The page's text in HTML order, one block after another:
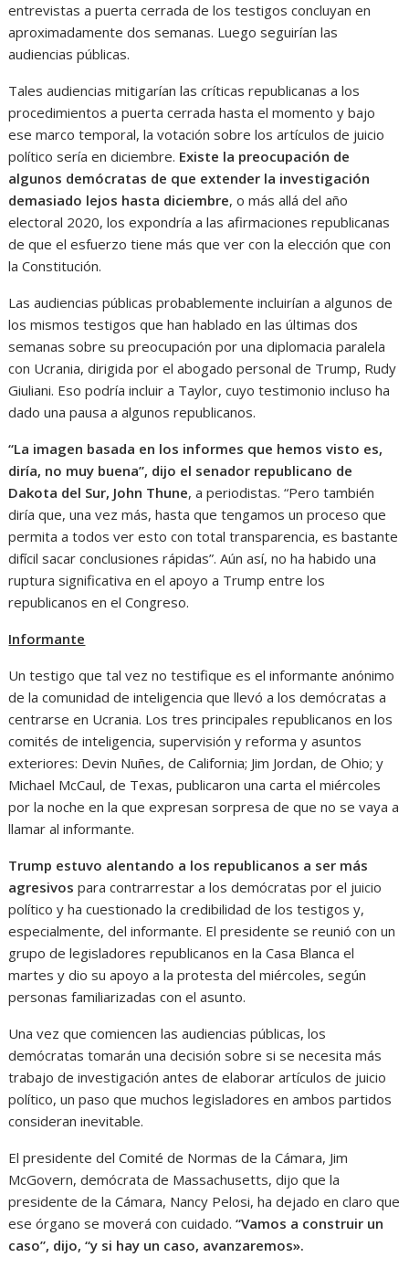
entrevistas a puerta cerrada de los testigos concluyan en
aproximadamente dos semanas. Luego seguirían las
audiencias públicas.
Tales audiencias mitigarían las críticas republicanas a los
procedimientos a puerta cerrada hasta el momento y bajo
ese marco temporal, la votación sobre los artículos de juicio
político sería en diciembre. Existe la preocupación de
algunos demócratas de que extender la investigación
demasiado lejos hasta diciembre, o más allá del año
electoral 2020, los expondría a las afirmaciones republicanas
de que el esfuerzo tiene más que ver con la elección que con
la Constitución.
Las audiencias públicas probablemente incluirían a algunos de
los mismos testigos que han hablado en las últimas dos
semanas sobre su preocupación por una diplomacia paralela
con Ucrania, dirigida por el abogado personal de Trump, Rudy
Giuliani. Eso podría incluir a Taylor, cuyo testimonio incluso ha
dado una pausa a algunos republicanos.
“La imagen basada en los informes que hemos visto es,
diría, no muy buena”, dijo el senador republicano de
Dakota del Sur, John Thune, a periodistas. “Pero también
diría que, una vez más, hasta que tengamos un proceso que
permita a todos ver esto con total transparencia, es bastante
difícil sacar conclusiones rápidas”. Aún así, no ha habido una
ruptura significativa en el apoyo a Trump entre los
republicanos en el Congreso.
Informante
Un testigo que tal vez no testifique es el informante anónimo
de la comunidad de inteligencia que llevó a los demócratas a
centrarse en Ucrania. Los tres principales republicanos en los
comités de inteligencia, supervisión y reforma y asuntos
exteriores: Devin Nuñes, de California; Jim Jordan, de Ohio; y
Michael McCaul, de Texas, publicaron una carta el miércoles
por la noche en la que expresan sorpresa de que no se vaya a
llamar al informante.
Trump estuvo alentando a los republicanos a ser más
agresivos para contrarrestar a los demócratas por el juicio
político y ha cuestionado la credibilidad de los testigos y,
especialmente, del informante. El presidente se reunió con un
grupo de legisladores republicanos en la Casa Blanca el
martes y dio su apoyo a la protesta del miércoles, según
personas familiarizadas con el asunto.
Una vez que comiencen las audiencias públicas, los
demócratas tomarán una decisión sobre si se necesita más
trabajo de investigación antes de elaborar artículos de juicio
político, un paso que muchos legisladores en ambos partidos
consideran inevitable.
El presidente del Comité de Normas de la Cámara, Jim
McGovern, demócrata de Massachusetts, dijo que la
presidente de la Cámara, Nancy Pelosi, ha dejado en claro que
ese órgano se moverá con cuidado.“Vamos a construir un
caso”, dijo, “y si hay un caso, avanzaremos».